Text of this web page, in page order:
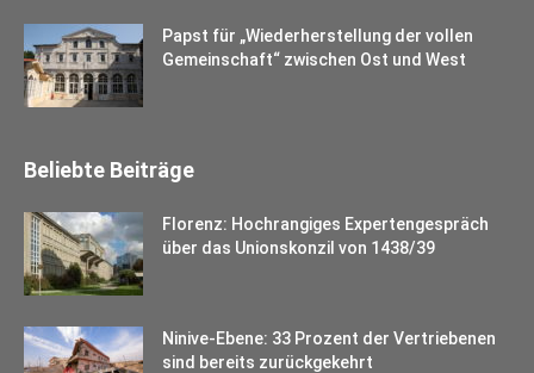
Papst für „Wiederherstellung der vollen
Gemeinschaft“ zwischen Ost und West
Beliebte Beiträge
Florenz: Hochrangiges Expertengespräch
über das Unionskonzil von 1438/39
Ninive-Ebene: 33 Prozent der Vertriebenen
sind bereits zurückgekehrt